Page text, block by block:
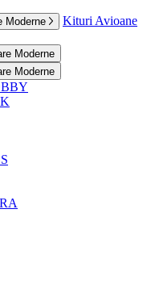
Moderne
Kituri Avioane
Moderne
Moderne